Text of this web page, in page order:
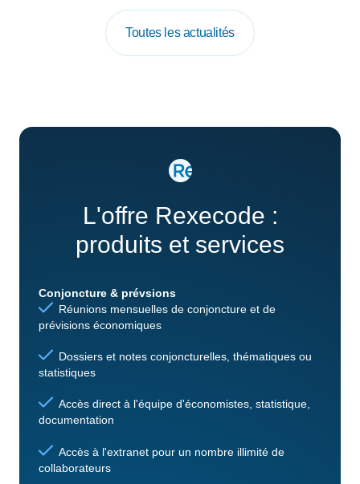
Toutes les actualités
L'offre Rexecode :
produits et services
Conjoncture & prévsions
Réunions mensuelles de conjoncture et de
prévisions économiques
Dossiers et notes conjoncturelles, thématiques ou
statistiques
Accès direct à l'équipe d'économistes, statistique,
documentation
Accès à l'extranet pour un nombre illimité de
collaborateurs